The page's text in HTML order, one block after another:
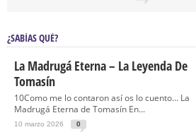
¿SABÍAS QUÉ?
La Madrugá Eterna – La Leyenda De
Tomasín
10Como me lo contaron así os lo cuento… La
Madrugá Eterna de Tomasín En...
10 marzo 2026 0